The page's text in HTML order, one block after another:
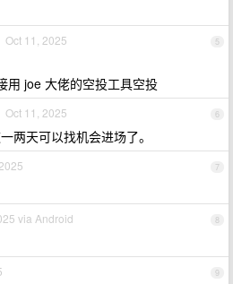
5
Oct 11, 2025
用 joe 大佬的空投工具空投
6
Oct 11, 2025
两天可以找机会进场了。
7
8
via Android
9